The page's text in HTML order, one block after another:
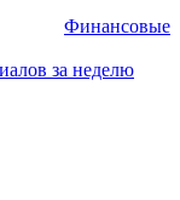
Финансовые
за неделю